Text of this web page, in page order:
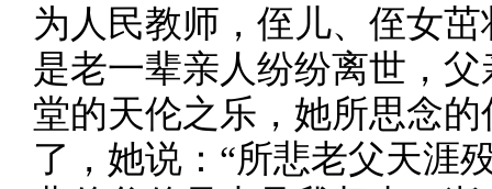
为人民教师，侄儿、侄女
是老一辈亲人纷纷离世，
堂的天伦之乐，她所思念
了，她说：“所悲老父天涯